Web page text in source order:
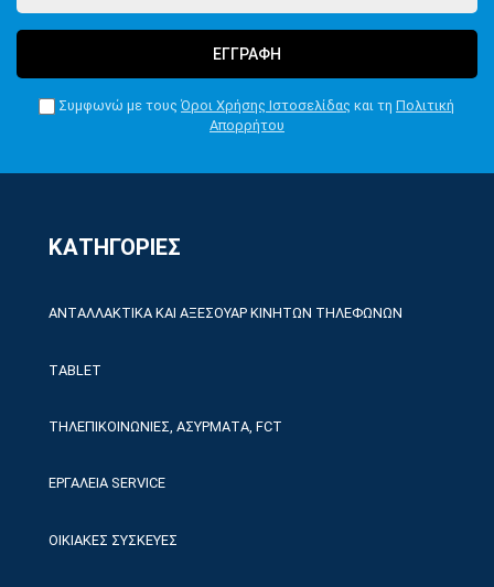
ΕΓΓΡΑΦΗ
Συμφωνώ με τους Όροι Χρήσης Ιστοσελίδας και τη Πολιτική
Απορρήτου
ΚΑΤΗΓΟΡΙΕΣ
ΑΝΤΑΛΛΑΚΤΙΚΑ ΚΑΙ ΑΞΕΣΟΥΑΡ ΚΙΝΗΤΩΝ ΤΗΛΕΦΩΝΩΝ
TABLET
ΤΗΛΕΠΙΚΟΙΝΩΝΙΕΣ, ΑΣΥΡΜΑΤΑ, FCT
ΕΡΓΑΛΕΙΑ SERVICE
ΟΙΚΙΑΚΕΣ ΣΥΣΚΕΥΕΣ